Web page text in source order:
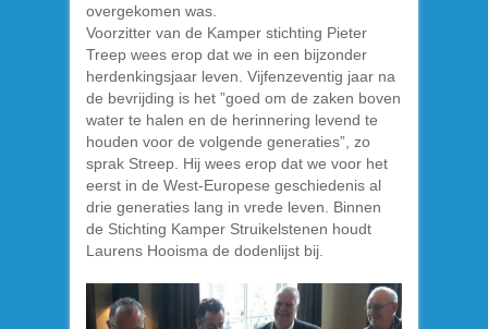
overgekomen was.
Voorzitter van de Kamper stichting Pieter
Treep wees erop dat we in een bijzonder
herdenkingsjaar leven. Vijfenzeventig jaar na
de bevrijding is het ”goed om de zaken boven
water te halen en de herinnering levend te
houden voor de volgende generaties”, zo
sprak Streep. Hij wees erop dat we voor het
eerst in de West-Europese geschiedenis al
drie generaties lang in vrede leven. Binnen
de Stichting Kamper Struikelstenen houdt
Laurens Hooisma de dodenlijst bij.